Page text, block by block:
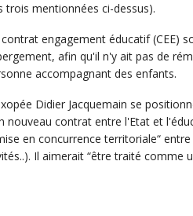
trois mentionnées ci-dessus).
engagement éducatif (CEE)
afin qu'il n'y ait pas de
accompagnant des enfants.
Didier Jacquemain se
nouveau contrat entre l'Etat et
en concurrence territoriale“
Il aimerait “être traité comme